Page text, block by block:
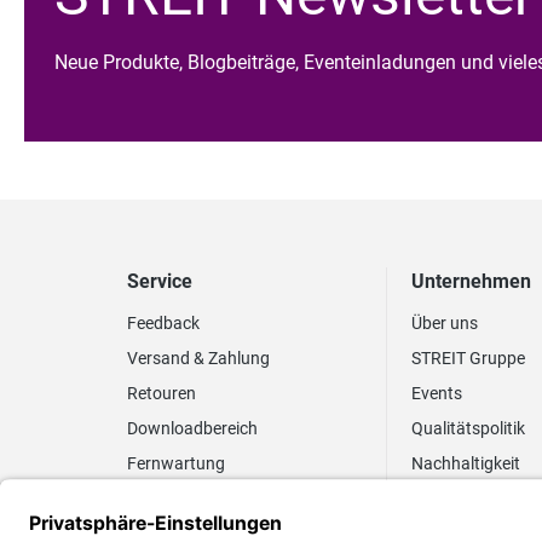
Neue Produkte, Blogbeiträge, Eventeinladungen und
Service
Feedback
Versand & Zahlung
Retouren
Downloadbereich
Fernwartung
Elektronischer
Unternehmen
Über uns
STREIT Gruppe
Events
Qualitätspolitik
Nachhaltigkeit